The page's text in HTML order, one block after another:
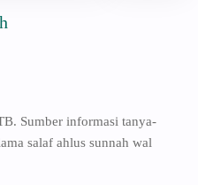
Sumber informasi tanya-
salaf ahlus sunnah wal